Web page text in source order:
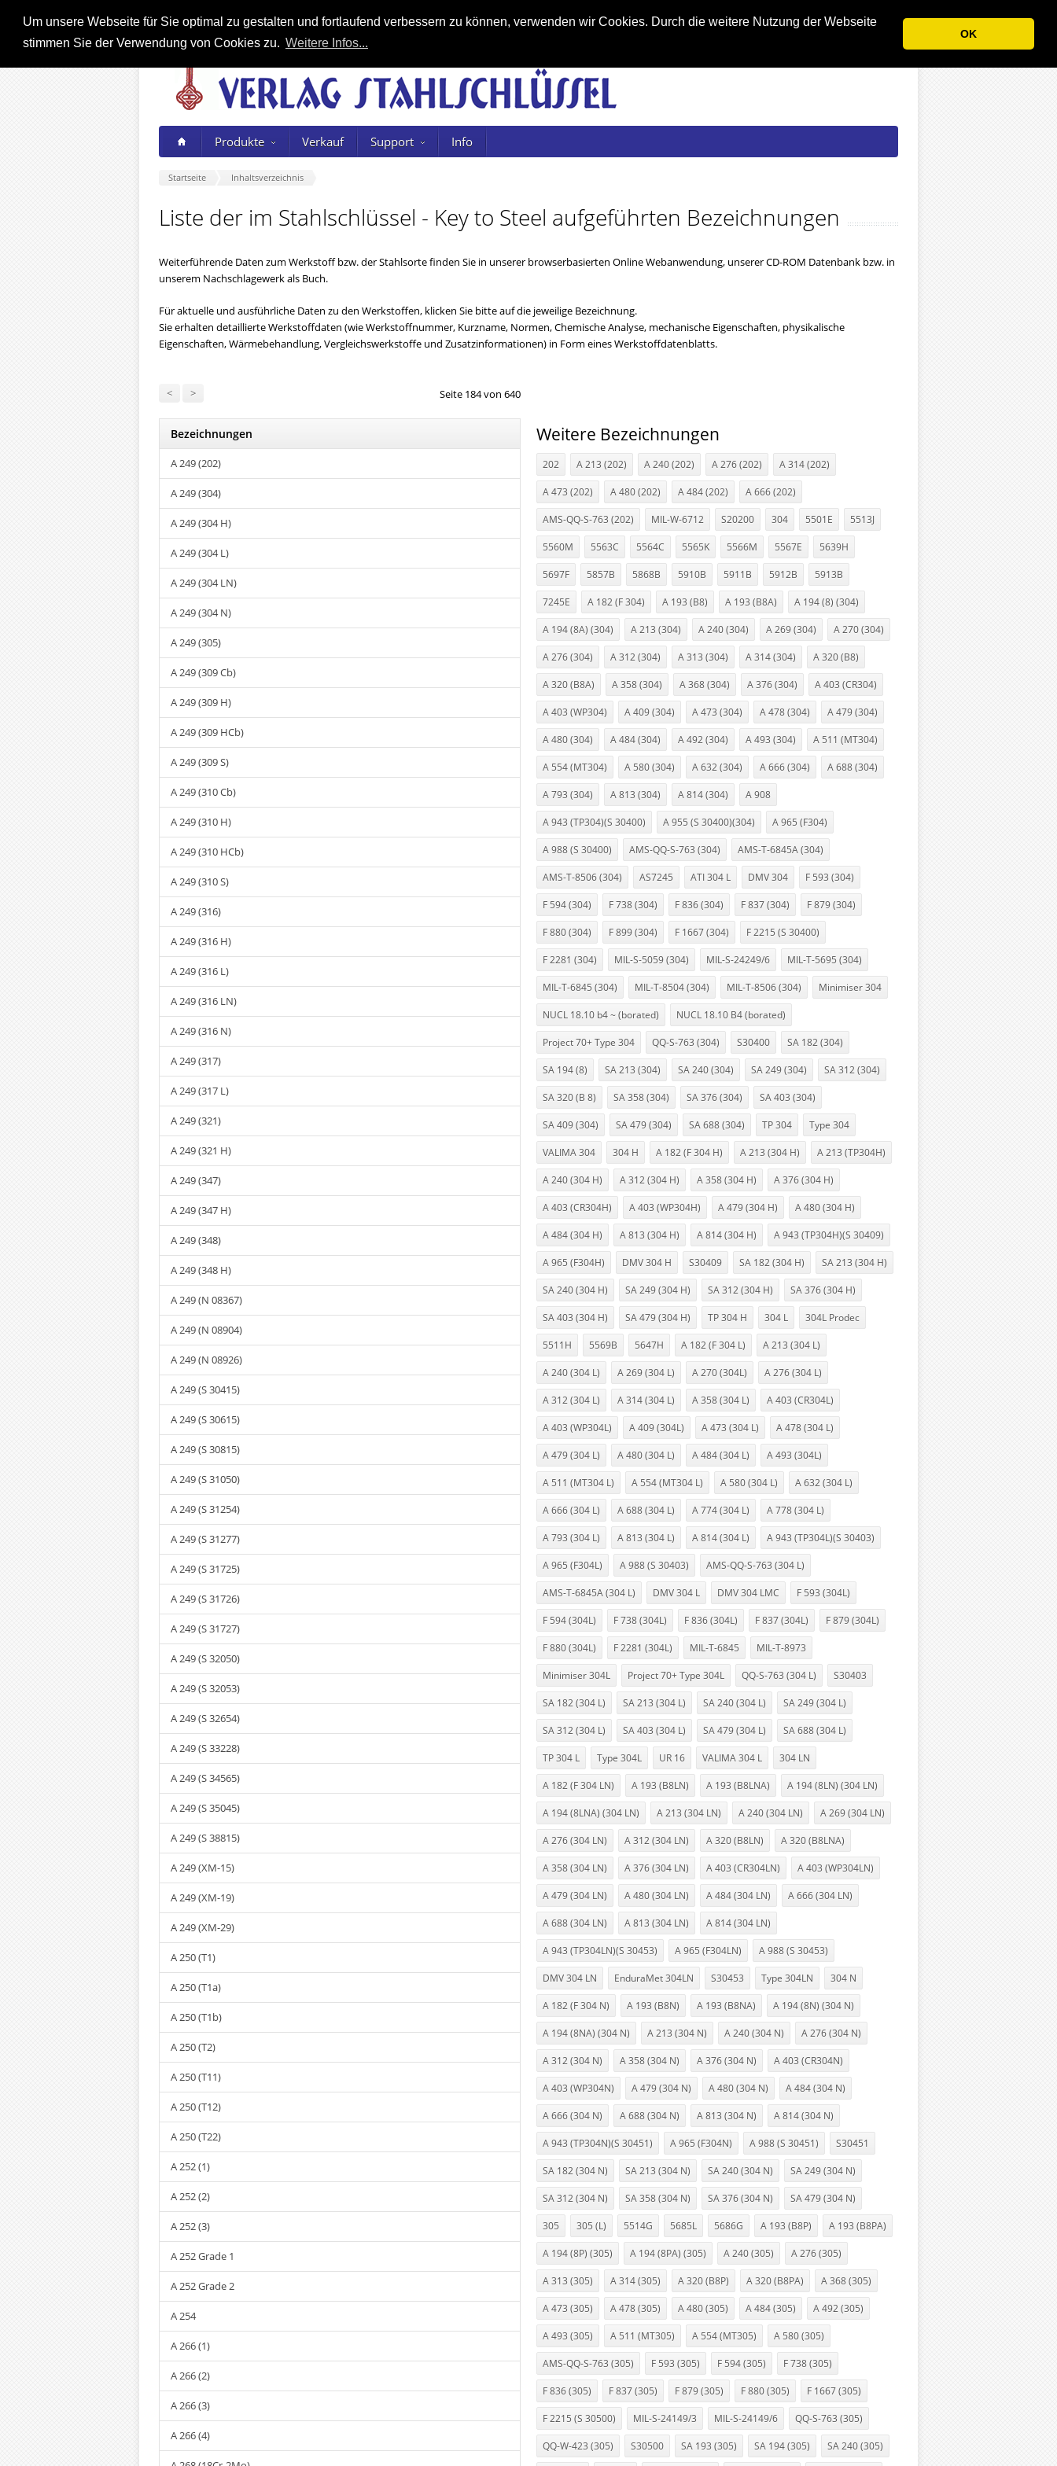
Um unsere Webseite für Sie optimal zu gestalten und fortlaufend verbessern zu können, verwenden wir Cookies. Durch die weitere Nutzung der Webseite
stimmen Sie der Verwendung von Cookies zu. Weitere Infos...
OK
Produkte Verkauf Support Info
Startseite Inhaltsverzeichnis
Liste der im Stahlschlüssel - Key to Steel aufgeführten Bezeichnungen
Weiterführende Daten zum Werkstoff bzw. der Stahlsorte finden Sie in unserer browserbasierten Online Webanwendung, unserer CD-ROM Datenbank bzw. in
unserem Nachschlagewerk als Buch.
Für aktuelle und ausführliche Daten zu den Werkstoffen, klicken Sie bitte auf die jeweilige Bezeichnung.
Sie erhalten detaillierte Werkstoffdaten (wie Werkstoffnummer, Kurzname, Normen, Chemische Analyse, mechanische Eigenschaften, physikalische
Eigenschaften, Wärmebehandlung, Vergleichswerkstoffe und Zusatzinformationen) in Form eines Werkstoffdatenblatts.
< > Seite 184 von 640
Bezeichnungen
A 249 (202)
A 249 (304)
A 249 (304 H)
A 249 (304 L)
A 249 (304 LN)
A 249 (304 N)
A 249 (305)
A 249 (309 Cb)
A 249 (309 H)
A 249 (309 HCb)
A 249 (309 S)
A 249 (310 Cb)
A 249 (310 H)
A 249 (310 HCb)
A 249 (310 S)
A 249 (316)
A 249 (316 H)
A 249 (316 L)
A 249 (316 LN)
A 249 (316 N)
A 249 (317)
A 249 (317 L)
A 249 (321)
A 249 (321 H)
A 249 (347)
A 249 (347 H)
A 249 (348)
A 249 (348 H)
A 249 (N 08367)
A 249 (N 08904)
A 249 (N 08926)
A 249 (S 30415)
A 249 (S 30615)
A 249 (S 30815)
A 249 (S 31050)
A 249 (S 31254)
A 249 (S 31277)
A 249 (S 31725)
A 249 (S 31726)
A 249 (S 31727)
A 249 (S 32050)
A 249 (S 32053)
A 249 (S 32654)
A 249 (S 33228)
A 249 (S 34565)
A 249 (S 35045)
A 249 (S 38815)
A 249 (XM-15)
A 249 (XM-19)
A 249 (XM-29)
A 250 (T1)
A 250 (T1a)
A 250 (T1b)
A 250 (T2)
A 250 (T11)
A 250 (T12)
A 250 (T22)
A 252 (1)
A 252 (2)
A 252 (3)
A 252 Grade 1
A 252 Grade 2
A 254
A 266 (1)
A 266 (2)
A 266 (3)
A 266 (4)
Weitere Bezeichnungen
202 A 213 (202) A 240 (202) A 276 (202) A 314 (202)
A 473 (202) A 480 (202) A 484 (202) A 666 (202)
AMS-QQ-S-763 (202) MIL-W-6712 S20200 304 5501E 5513J
5560M 5563C 5564C 5565K 5566M 5567E 5639H
5697F 5857B 5868B 5910B 5911B 5912B 5913B
7245E A 182 (F 304) A 193 (B8) A 193 (B8A) A 194 (8) (304)
A 194 (8A) (304) A 213 (304) A 240 (304) A 269 (304) A 270 (304)
A 276 (304) A 312 (304) A 313 (304) A 314 (304) A 320 (B8)
A 320 (B8A) A 358 (304) A 368 (304) A 376 (304) A 403 (CR304)
A 403 (WP304) A 409 (304) A 473 (304) A 478 (304) A 479 (304)
A 480 (304) A 484 (304) A 492 (304) A 493 (304) A 511 (MT304)
A 554 (MT304) A 580 (304) A 632 (304) A 666 (304) A 688 (304)
A 793 (304) A 813 (304) A 814 (304) A 908
A 943 (TP304)(S 30400) A 955 (S 30400)(304) A 965 (F304)
A 988 (S 30400) AMS-QQ-S-763 (304) AMS-T-6845A (304)
AMS-T-8506 (304) AS7245 ATI 304 L DMV 304 F 593 (304)
F 594 (304) F 738 (304) F 836 (304) F 837 (304) F 879 (304)
F 880 (304) F 899 (304) F 1667 (304) F 2215 (S 30400)
F 2281 (304) MIL-S-5059 (304) MIL-S-24249/6 MIL-T-5695 (304)
MIL-T-6845 (304) MIL-T-8504 (304) MIL-T-8506 (304) Minimiser 304
NUCL 18.10 b4 ~ (borated) NUCL 18.10 B4 (borated)
Project 70+ Type 304 QQ-S-763 (304) S30400 SA 182 (304)
SA 194 (8) SA 213 (304) SA 240 (304) SA 249 (304) SA 312 (304)
SA 320 (B 8) SA 358 (304) SA 376 (304) SA 403 (304)
SA 409 (304) SA 479 (304) SA 688 (304) TP 304 Type 304
VALIMA 304 304 H A 182 (F 304 H) A 213 (304 H) A 213 (TP304H)
A 240 (304 H) A 312 (304 H) A 358 (304 H) A 376 (304 H)
A 403 (CR304H) A 403 (WP304H) A 479 (304 H) A 480 (304 H)
A 484 (304 H) A 813 (304 H) A 814 (304 H) A 943 (TP304H)(S 30409)
A 965 (F304H) DMV 304 H S30409 SA 182 (304 H) SA 213 (304 H)
SA 240 (304 H) SA 249 (304 H) SA 312 (304 H) SA 376 (304 H)
SA 403 (304 H) SA 479 (304 H) TP 304 H 304 L 304L Prodec
5511H 5569B 5647H A 182 (F 304 L) A 213 (304 L)
A 240 (304 L) A 269 (304 L) A 270 (304L) A 276 (304 L)
A 312 (304 L) A 314 (304 L) A 358 (304 L) A 403 (CR304L)
A 403 (WP304L) A 409 (304L) A 473 (304 L) A 478 (304 L)
A 479 (304 L) A 480 (304 L) A 484 (304 L) A 493 (304L)
A 511 (MT304 L) A 554 (MT304 L) A 580 (304 L) A 632 (304 L)
A 666 (304 L) A 688 (304 L) A 774 (304 L) A 778 (304 L)
A 793 (304 L) A 813 (304 L) A 814 (304 L) A 943 (TP304L)(S 30403)
A 965 (F304L) A 988 (S 30403) AMS-QQ-S-763 (304 L)
AMS-T-6845A (304 L) DMV 304 L DMV 304 LMC F 593 (304L)
F 594 (304L) F 738 (304L) F 836 (304L) F 837 (304L) F 879 (304L)
F 880 (304L) F 2281 (304L) MIL-T-6845 MIL-T-8973
Minimiser 304L Project 70+ Type 304L QQ-S-763 (304 L) S30403
SA 182 (304 L) SA 213 (304 L) SA 240 (304 L) SA 249 (304 L)
SA 312 (304 L) SA 403 (304 L) SA 479 (304 L) SA 688 (304 L)
TP 304 L Type 304L UR 16 VALIMA 304 L 304 LN
A 182 (F 304 LN) A 193 (B8LN) A 193 (B8LNA) A 194 (8LN) (304 LN)
A 194 (8LNA) (304 LN) A 213 (304 LN) A 240 (304 LN) A 269 (304 LN)
A 276 (304 LN) A 312 (304 LN) A 320 (B8LN) A 320 (B8LNA)
A 358 (304 LN) A 376 (304 LN) A 403 (CR304LN) A 403 (WP304LN)
A 479 (304 LN) A 480 (304 LN) A 484 (304 LN) A 666 (304 LN)
A 688 (304 LN) A 813 (304 LN) A 814 (304 LN)
A 943 (TP304LN)(S 30453) A 965 (F304LN) A 988 (S 30453)
DMV 304 LN EnduraMet 304LN S30453 Type 304LN 304 N
A 182 (F 304 N) A 193 (B8N) A 193 (B8NA) A 194 (8N) (304 N)
A 194 (8NA) (304 N) A 213 (304 N) A 240 (304 N) A 276 (304 N)
A 312 (304 N) A 358 (304 N) A 376 (304 N) A 403 (CR304N)
A 403 (WP304N) A 479 (304 N) A 480 (304 N) A 484 (304 N)
A 666 (304 N) A 688 (304 N) A 813 (304 N) A 814 (304 N)
A 943 (TP304N)(S 30451) A 965 (F304N) A 988 (S 30451) S30451
SA 182 (304 N) SA 213 (304 N) SA 240 (304 N) SA 249 (304 N)
SA 312 (304 N) SA 358 (304 N) SA 376 (304 N) SA 479 (304 N)
305 305 (L) 5514G 5685L 5686G A 193 (B8P) A 193 (B8PA)
A 194 (8P) (305) A 194 (8PA) (305) A 240 (305) A 276 (305)
A 313 (305) A 314 (305) A 320 (B8P) A 320 (B8PA) A 368 (305)
A 473 (305) A 478 (305) A 480 (305) A 484 (305) A 492 (305)
A 493 (305) A 511 (MT305) A 554 (MT305) A 580 (305)
AMS-QQ-S-763 (305) F 593 (305) F 594 (305) F 738 (305)
F 836 (305) F 837 (305) F 879 (305) F 880 (305) F 1667 (305)
F 2215 (S 30500) MIL-S-24149/3 MIL-S-24149/6 QQ-S-763 (305)
QQ-W-423 (305) S30500 SA 193 (305) SA 194 (305) SA 240 (305)